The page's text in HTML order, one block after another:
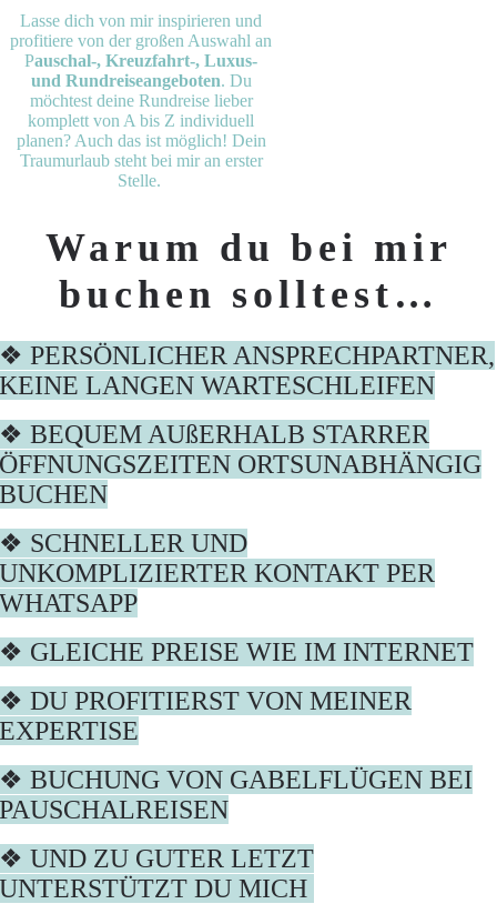
Lasse dich von mir inspirieren und
profitiere von der großen Auswahl an
Pauschal-, Kreuzfahrt-, Luxus-
und Rundreiseangeboten. Du
möchtest deine Rundreise lieber
komplett von A bis Z individuell
planen? Auch das ist möglich! Dein
Traumurlaub steht bei mir an erster
Stelle.
Warum du bei mir
buchen solltest…
❖ PERSÖNLICHER ANSPRECHPARTNER,
KEINE LANGEN WARTESCHLEIFEN
❖ BEQUEM AUßERHALB STARRER
ÖFFNUNGSZEITEN ORTSUNABHÄNGIG
BUCHEN
❖ SCHNELLER UND
UNKOMPLIZIERTER KONTAKT PER
WHATSAPP
❖ GLEICHE PREISE WIE IM INTERNET
❖ DU PROFITIERST VON MEINER
EXPERTISE
❖ BUCHUNG VON GABELFLÜGEN BEI
PAUSCHALREISEN
❖ UND ZU GUTER LETZT
UNTERSTÜTZT DU MICH